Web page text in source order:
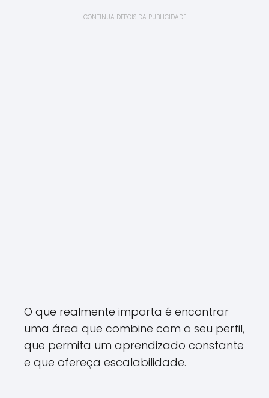
CONTINUA DEPOIS DA PUBLICIDADE
O que realmente importa é encontrar
uma área que combine com o seu perfil,
que permita um aprendizado constante
e que ofereça escalabilidade.